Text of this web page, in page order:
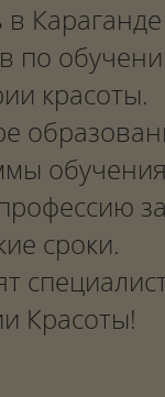
по
красоты.
сроки.
Красоты!